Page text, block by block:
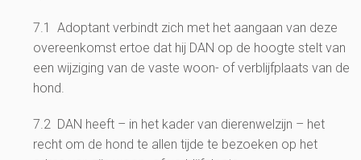
7.1 Adoptant verbindt zich met het aangaan van deze
overeenkomst ertoe dat hij DAN op de hoogte stelt van
een wijziging van de vaste woon- of verblijfplaats van de
hond.
7.2 DAN heeft – in het kader van dierenwelzijn – het
recht om de hond te allen tijde te bezoeken op het